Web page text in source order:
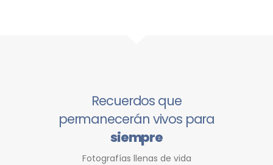
Recuerdos que
permanecerán vivos para
siempre
Fotografías llenas de vida